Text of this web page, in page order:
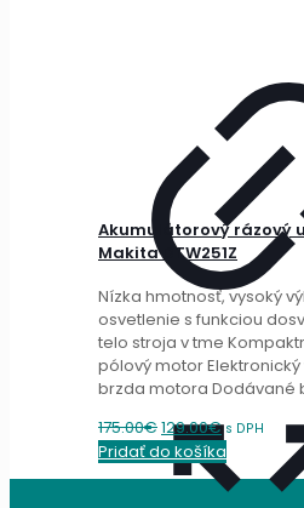
Akumulátorový rázový
Makita DTW251Z
Nízka hmotnosť, vysoký
osvetlenie s funkciou
telo stroja v tme
pólový motor
brzda motora Dodávané
175.00€Original
price
was:
129.00€Current
price
is:
129.00€.
s DPH
Pridať do košíka